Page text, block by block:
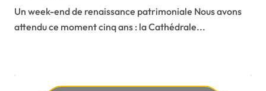
Un week-end de renaissance patrimoniale Nous avons
attendu ce moment cinq ans : la Cathédrale...